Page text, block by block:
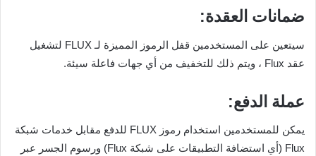
ضمانات العقدة:
سيتعين على المستخدمين قفل الرموز المميزة لـ FLUX لتشغيل
عقد Flux ، ويتم ذلك للتخفيف من أي جهات فاعلة سيئة.
عملة الدفع:
يمكن للمستخدمين استخدام رموز FLUX للدفع مقابل خدمات شبكة
Flux (أي استضافة التطبيقات على شبكة Flux) ورسوم الجسر عبر